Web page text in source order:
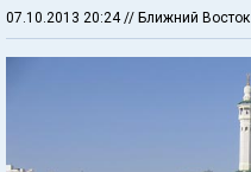
07.10.2013 20:24// Ближний Восток